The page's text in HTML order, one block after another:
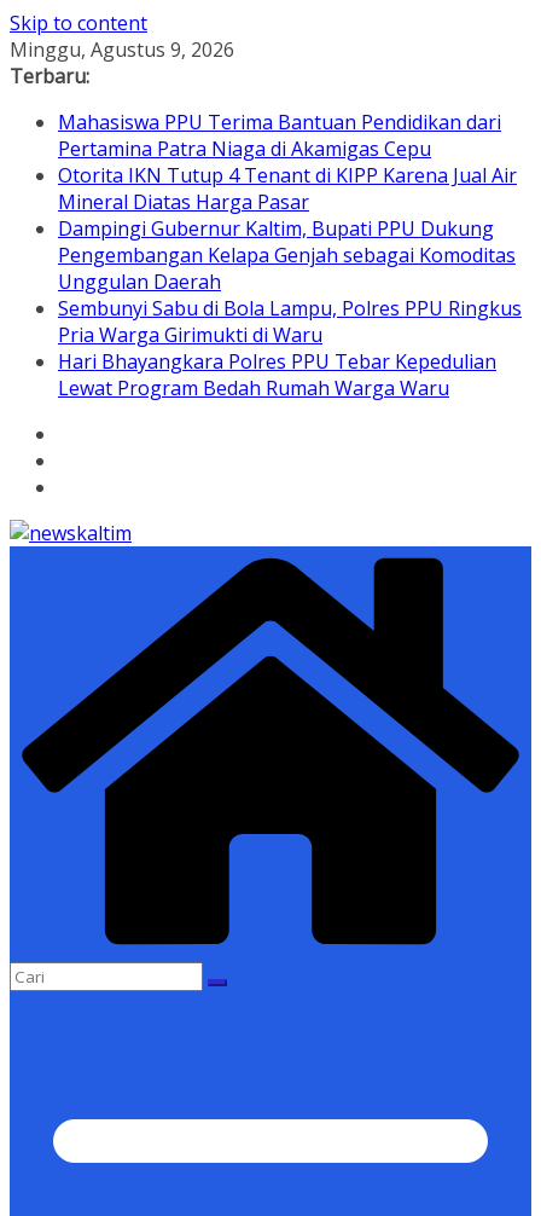
Skip to content
Minggu, Agustus 9, 2026
Terbaru:
Mahasiswa PPU Terima Bantuan Pendidikan dari
Pertamina Patra Niaga di Akamigas Cepu
Otorita IKN Tutup 4 Tenant di KIPP Karena Jual Air
Mineral Diatas Harga Pasar
Dampingi Gubernur Kaltim, Bupati PPU Dukung
Pengembangan Kelapa Genjah sebagai Komoditas
Unggulan Daerah
Sembunyi Sabu di Bola Lampu, Polres PPU Ringkus
Pria Warga Girimukti di Waru
Hari Bhayangkara Polres PPU Tebar Kepedulian
Lewat Program Bedah Rumah Warga Waru